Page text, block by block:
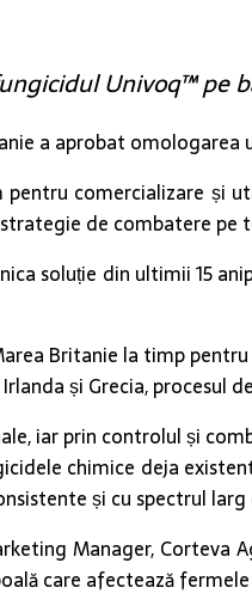
Univoq™ pe
a aprobat omologarea
comercializare și
de combatere pe
soluție din ultimii 15
Britanie la timp
și Grecia,
iar prin controlul și
chimice deja
și cu spectrul larg
Manager,
care afectează